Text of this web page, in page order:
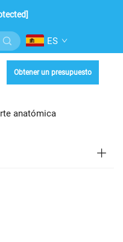
ES
Obtener un presupuesto
anatómica